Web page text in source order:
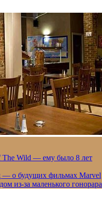
The Wild — ему было 8 лет
— о будущих фильмах Marvel
из-за маленького гонорара